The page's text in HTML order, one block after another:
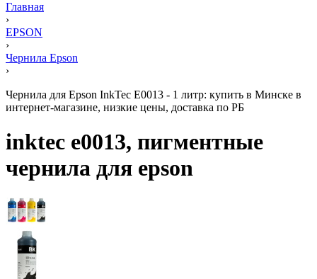
Главная
›
EPSON
›
Чернила Epson
›
Чернила для Epson InkTec E0013 - 1 литр: купить в Минске в
интернет-магазине, низкие цены, доставка по РБ
inktec e0013, пигментные
чернила для epson